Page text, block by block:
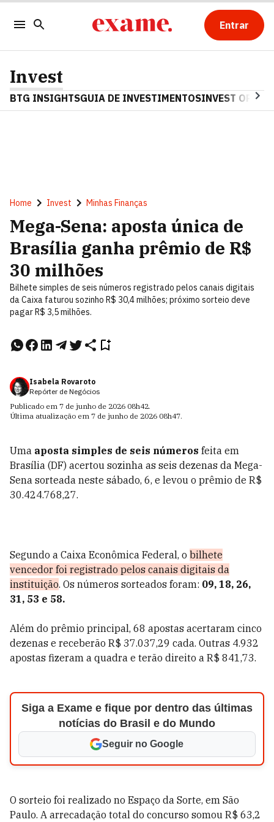
Entrar
Invest
BTG INSIGHTSGUIA DE INVESTIMENTOSINVEST OPINA
Home Invest Minhas Finanças
Mega-Sena: aposta única de
Brasília ganha prêmio de R$
30 milhões
Bilhete simples de seis números registrado pelos canais digitais
da Caixa faturou sozinho R$ 30,4 milhões; próximo sorteio deve
pagar R$ 3,5 milhões.
Isabela Rovaroto
Repórter de Negócios
Publicado em 7 de junho de 2026 08h42.
Última atualização em 7 de junho de 2026 08h47.
Uma aposta simples de seis números feita em
Brasília (DF) acertou sozinha as seis dezenas da Mega-
Sena sorteada neste sábado, 6, e levou o prêmio de R$
30.424.768,27.
Segundo a Caixa Econômica Federal, o bilhete
vencedor foi registrado pelos canais digitais da
instituição. Os números sorteados foram: 09, 18, 26,
31, 53 e 58.
Além do prêmio principal, 68 apostas acertaram cinco
dezenas e receberão R$ 37.037,29 cada. Outras 4.932
apostas fizeram a quadra e terão direito a R$ 841,73.
Siga a Exame e fique por dentro das últimas
notícias do Brasil e do Mundo
Seguir no Google
O sorteio foi realizado no Espaço da Sorte, em São
Paulo. A arrecadação total do concurso somou R$ 63,2